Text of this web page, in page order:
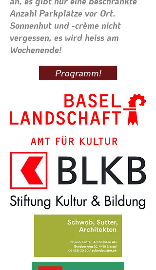
Anzahl Parkplätze vor Ort.
Sonnenhut und -crème nicht
vergessen, es wird heiss am
Wochenende!
Programm!